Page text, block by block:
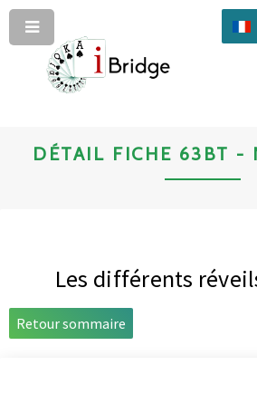
DÉTAIL FICHE 63BT -
Les différents
Retour sommaire